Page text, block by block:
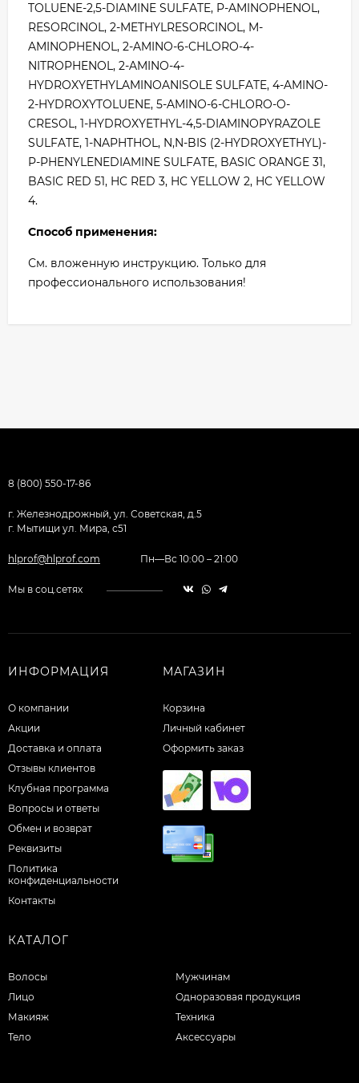
TOLUENE-2,5-DIAMINE SULFATE, P-AMINOPHENOL,
RESORCINOL, 2-METHYLRESORCINOL, M-
AMINOPHENOL, 2-AMINO-6-CHLORO-4-
NITROPHENOL, 2-AMINO-4-
HYDROXYETHYLAMINOANISOLE SULFATE, 4-AMINO-
2-HYDROXYTOLUENE, 5-AMINO-6-CHLORO-O-
CRESOL, 1-HYDROXYETHYL-4,5-DIAMINOPYRAZOLE
SULFATE, 1-NAPHTHOL, N,N-BIS (2-HYDROXYETHYL)-
P-PHENYLENEDIAMINE SULFATE, BASIC ORANGE 31,
BASIC RED 51, HC RED 3, HC YELLOW 2, HC YELLOW
4.
Способ применения:
См. вложенную инструкцию. Только для
профессионального использования!
8 (800) 550-17-86
г. Железнодрожный, ул. Советская, д.5
г. Мытищи ул. Мира, с51
hlprof@hlprof.com Пн—Вс 10:00 – 21:00
Мы в соц.сетях
ИНФОРМАЦИЯ
О компании
Акции
Доставка и оплата
Отзывы клиентов
Клубная программа
Вопросы и ответы
Обмен и возврат
Реквизиты
Политика
конфиденциальности
Контакты
МАГАЗИН
Корзина
Личный кабинет
Оформить заказ
КАТАЛОГ
Волосы
Лицо
Макияж
Тело
Мужчинам
Одноразовая продукция
Техника
Аксессуары